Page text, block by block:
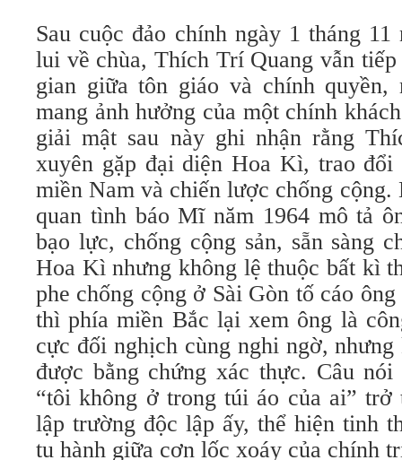
Sau cuộc đảo chính ngày 1 tháng
lui về chùa, Thích Trí Quang vẫn
gian giữa tôn giáo và chính
mang ảnh hưởng của một chính
giải mật sau này ghi nhận rằng
xuyên gặp đại diện Hoa Kì, trao
miền Nam và chiến lược chống cộng.
quan tình báo Mĩ năm 1964 mô tả
bạo lực, chống cộng sản, sẵn sàng
Hoa Kì nhưng không lệ thuộc bất kì
phe chống cộng ở Sài Gòn tố cáo
thì phía miền Bắc lại xem ông là
cực đối nghịch cùng nghi ngờ, nhưng
được bằng chứng xác thực. Câu
“tôi không ở trong túi áo của ai” trở
lập trường độc lập ấy, thể hiện tinh
tu hành giữa cơn lốc xoáy của chính